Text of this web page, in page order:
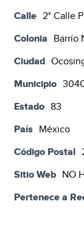
Calle 2° Calle
Colonia Barrío
Ciudad
Municipio
Estado 83
País México
Código Postal
Sitio Web NO
Pertenece a